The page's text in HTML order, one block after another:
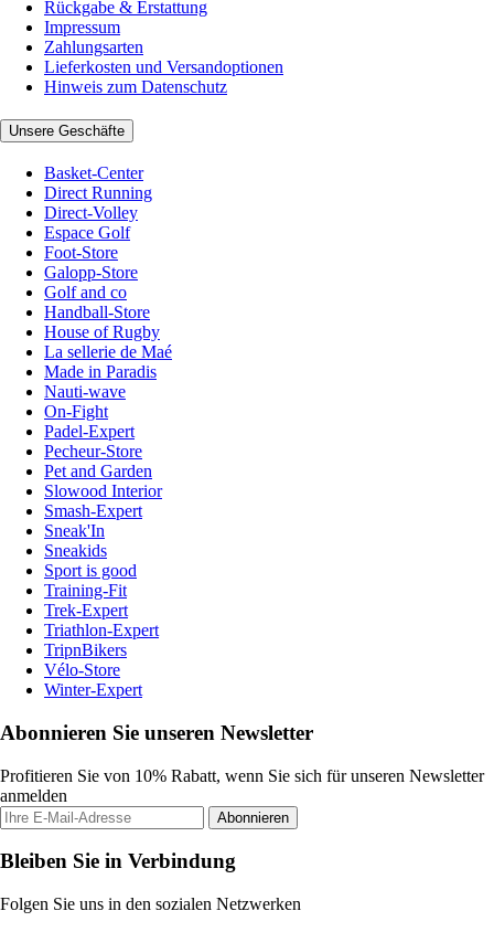
Rückgabe & Erstattung
Impressum
Zahlungsarten
Lieferkosten und Versandoptionen
Hinweis zum Datenschutz
Unsere Geschäfte
Basket-Center
Direct Running
Direct-Volley
Espace Golf
Foot-Store
Galopp-Store
Golf and co
Handball-Store
House of Rugby
La sellerie de Maé
Made in Paradis
Nauti-wave
On-Fight
Padel-Expert
Pecheur-Store
Pet and Garden
Slowood Interior
Smash-Expert
Sneak'In
Sneakids
Sport is good
Training-Fit
Trek-Expert
Triathlon-Expert
TripnBikers
Vélo-Store
Winter-Expert
Abonnieren Sie unseren Newsletter
Profitieren Sie von 10% Rabatt, wenn Sie sich für unseren Newsletter
anmelden
Abonnieren
Bleiben Sie in Verbindung
Folgen Sie uns in den sozialen Netzwerken